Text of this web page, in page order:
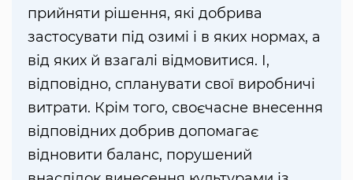
прийняти рішення, які добрива
застосувати під озимі і в яких нормах, а
від яких й взагалі відмовитися. І,
відповідно, спланувати свої виробничі
витрати. Крім того, своєчасне внесення
відповідних добрив допомагає
відновити баланс, порушений